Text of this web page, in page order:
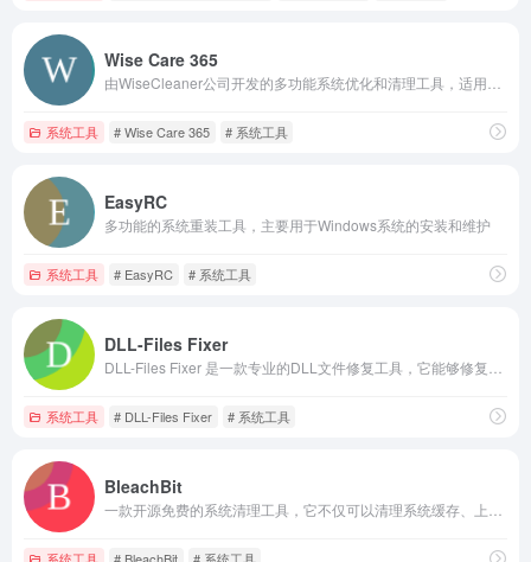
Wise Care 365
系统工具 # Wise Care 365 # 系统工具
EasyRC
多功能的系统重装工具，主要用于Windows系统的安装和维护
系统工具 # EasyRC # 系统工具
DLL-Files Fixer
系统工具 # DLL-Files Fixer # 系统工具
BleachBit